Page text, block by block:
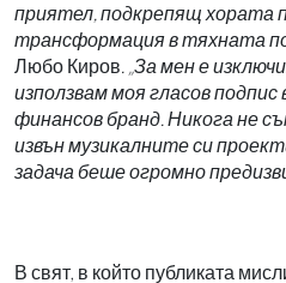
приятел, подкрепящ хората
трансформация в тяхната
Любо Киров. „За мен е
използвам моя гласов подпис
финансов бранд. Никога не
извън музикалните си
задача беше огромно
В свят, в който публиката